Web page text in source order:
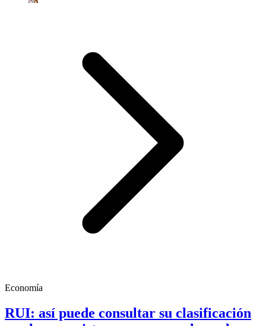
Economía
RUI: así puede consultar su clasificación